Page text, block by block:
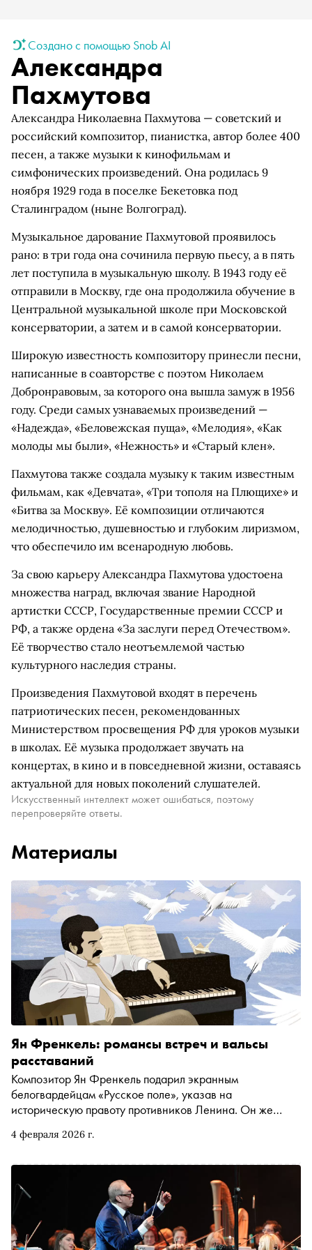
Создано с помощью Snob AI
Александра
Пахмутова
Александра Николаевна Пахмутова — советский и
российский композитор, пианистка, автор более 400
песен, а также музыки к кинофильмам и
симфонических произведений. Она родилась 9
ноября 1929 года в поселке Бекетовка под
Сталинградом (ныне Волгоград).
Музыкальное дарование Пахмутовой проявилось
рано: в три года она сочинила первую пьесу, а в пять
лет поступила в музыкальную школу. В 1943 году её
отправили в Москву, где она продолжила обучение в
Центральной музыкальной школе при Московской
консерватории, а затем и в самой консерватории.
Широкую известность композитору принесли песни,
написанные в соавторстве с поэтом Николаем
Добронравовым, за которого она вышла замуж в 1956
году. Среди самых узнаваемых произведений —
«Надежда», «Беловежская пуща», «Мелодия», «Как
молоды мы были», «Нежность» и «Старый клен».
Пахмутова также создала музыку к таким известным
фильмам, как «Девчата», «Три тополя на Плющихе» и
«Битва за Москву». Её композиции отличаются
мелодичностью, душевностью и глубоким лиризмом,
что обеспечило им всенародную любовь.
За свою карьеру Александра Пахмутова удостоена
множества наград, включая звание Народной
артистки СССР, Государственные премии СССР и
РФ, а также ордена «За заслуги перед Отечеством».
Её творчество стало неотъемлемой частью
культурного наследия страны.
Произведения Пахмутовой входят в перечень
патриотических песен, рекомендованных
Министерством просвещения РФ для уроков музыки
в школах. Её музыка продолжает звучать на
концертах, в кино и в повседневной жизни, оставаясь
актуальной для новых поколений слушателей.
Искусственный интеллект может ошибаться, поэтому
перепроверяйте ответы.
Материалы
4 февраля 2026 г.
Ян Френкель: романсы встреч и вальсы
расставаний
Композитор Ян Френкель подарил экранным
белогвардейцам «Русское поле», указав на
историческую правоту противников Ленина. Он же
привычный для всех, кто мечтал о развитом социализме.
любой войны и десяток народных песен. Почему
Френкель оказался нужным всем, объясняет автор
«Сноба» Александр Морсин в своей рубрике
«Переслушать»